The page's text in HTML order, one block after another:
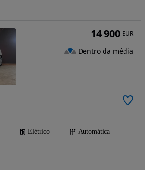
Elétrico
Automática
14 900 EUR
Dentro da média